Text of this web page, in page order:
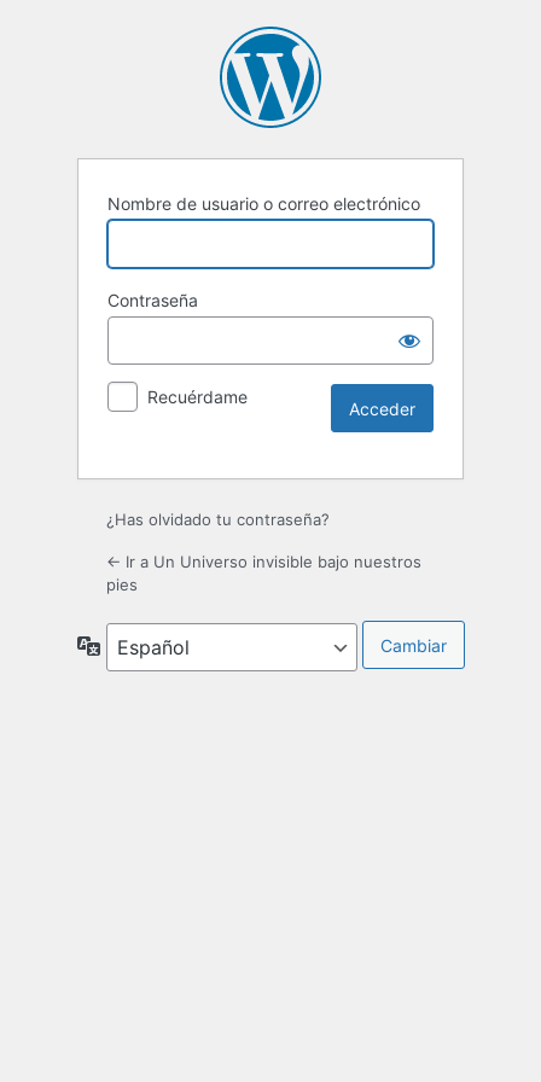
Nombre de usuario o correo electrónico
Contraseña
Recuérdame
¿Has olvidado tu contraseña?
← Ir a Un Universo invisible bajo nuestros
pies
Idioma